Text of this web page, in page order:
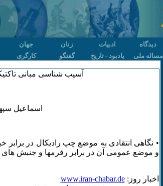
دیدگاه ادبیات زنان جهان
مساله ملی یادبود - تاریخ گفتگو کارگری
آسیب شناسی مبانی
اسماعیل
• نگاهی انتقادی به موضع چپ رادیکال در
و موضع عمومی آن در برابر رفرمها و جنبش
اخبار روز:www.iran-chabar.de